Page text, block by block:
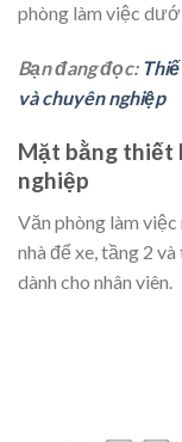
phòng làm việc
Bạn đang đọc:
và chuyên nghiệp
Mặt bằng thiết
nghiệp
Văn phòng làm
nhà để xe, tầng 2
dành cho nhân viên.